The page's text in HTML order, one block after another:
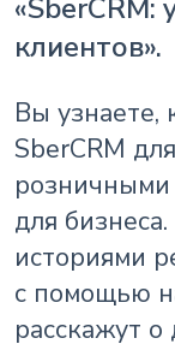
клиентов».
Вы узнаете,
SberCRM
розничными
для
историями
с помощью
расскажут о